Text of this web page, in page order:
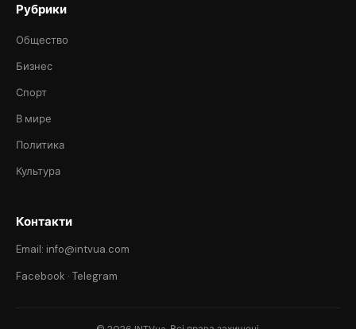
Рубрики
Общество
Бизнес
Спорт
В мире
Политика
Культура
Контакти
Email: info@intvua.com
Facebook · Telegram